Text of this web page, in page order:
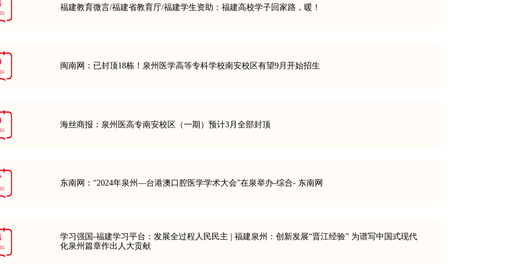
福建教育微言/福建省教育厅/福建学生资助：福建高校学子回家路，暖！
闽南网：已封顶18栋！泉州医学高等专科学校南安校区有望9月开始招生
海丝商报：泉州医高专南安校区（一期）预计3月全部封顶
东南网：“2024年泉州—台港澳口腔医学学术大会”在泉举办-综合- 东南网
学习强国-福建学习平台：发展全过程人民民主 | 福建泉州：创新发展“晋江经验” 为谱写中国式现代
化泉州篇章作出人大贡献